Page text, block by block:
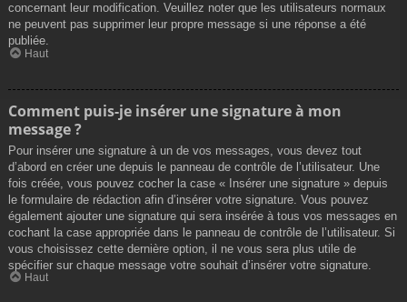
concernant leur modification. Veuillez noter que les utilisateurs normaux
ne peuvent pas supprimer leur propre message si une réponse a été
publiée.
Haut
Comment puis-je insérer une signature à mon
message ?
Pour insérer une signature à un de vos messages, vous devez tout
d’abord en créer une depuis le panneau de contrôle de l’utilisateur. Une
fois créée, vous pouvez cocher la case « Insérer une signature » depuis
le formulaire de rédaction afin d’insérer votre signature. Vous pouvez
également ajouter une signature qui sera insérée à tous vos messages en
cochant la case appropriée dans le panneau de contrôle de l’utilisateur. Si
vous choisissez cette dernière option, il ne vous sera plus utile de
spécifier sur chaque message votre souhait d’insérer votre signature.
Haut